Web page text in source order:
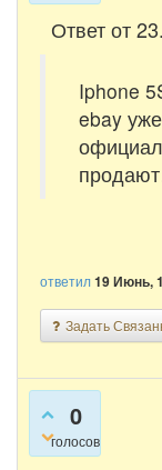
Ответ от
Iphone
ebay
ответил19 Июнь,
Задать
0
голосов